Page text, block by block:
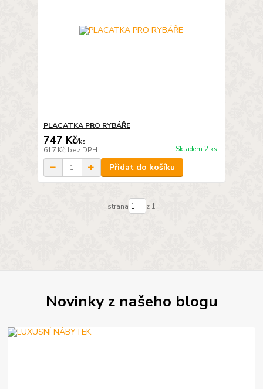
PLACATKA PRO RYBÁŘE
747 Kč/ks
617 Kč bez DPH Skladem 2 ks
Přidat do košíku
strana z 1
Novinky z našeho blogu